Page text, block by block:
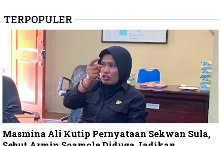
TERPOPULER
Masmina Ali Kutip Pernyataan Sekwan Sula,